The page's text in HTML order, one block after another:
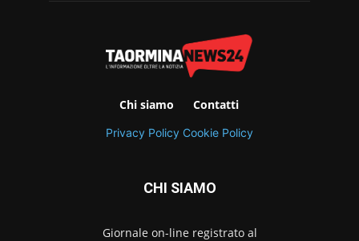
Chi siamo Contatti
Privacy Policy Cookie Policy
CHI SIAMO
Giornale on-line registrato al